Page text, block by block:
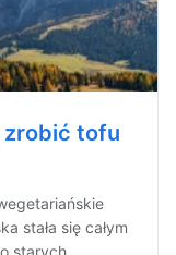
zrobić tofu
stała się całym
starych...